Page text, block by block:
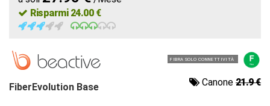
Risparmi 24.00 €
FIBRA SOLO CONNETTIVITÀ
FiberEvolution Base Canone 21.9 €